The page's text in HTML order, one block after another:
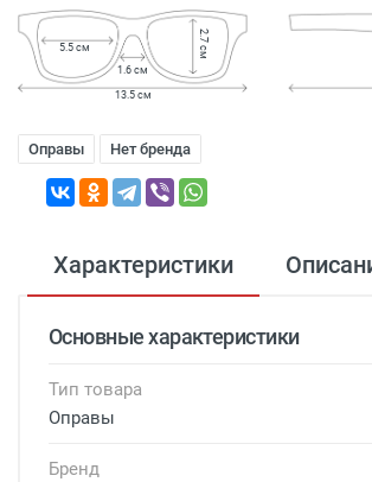
1.6 см
5.5 см 2.7 см
13.5 см
Оправы Нет бренда
Характеристики
Основные характеристики
Тип товара
Оправы
Бренд